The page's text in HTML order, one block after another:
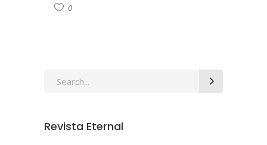
0
Revista Eternal